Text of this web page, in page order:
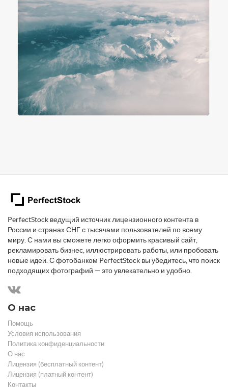
PerfectStock ведущий источник лицензионного контента в
России и странах СНГ с тысячами пользователей по всему
миру. С нами вы сможете легко оформить красивый сайт,
рекламировать бизнес, иллюстрировать работы, или пробовать
новые идеи. С фотобанком PerfectStock вы убедитесь, что поиск
подходящих фотографий — это увлекательно и удобно.
О нас
Помощь
Условия использования
Политика конфиденциальности
О нас
Лицензия (бесплатный контент)
Лицензия (платный контент)
Контакты